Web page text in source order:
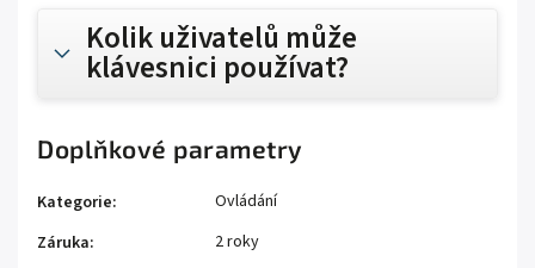
Kolik uživatelů může
klávesnici používat?
Doplňkové parametry
Kategorie:
Ovládání
Záruka:
2 roky